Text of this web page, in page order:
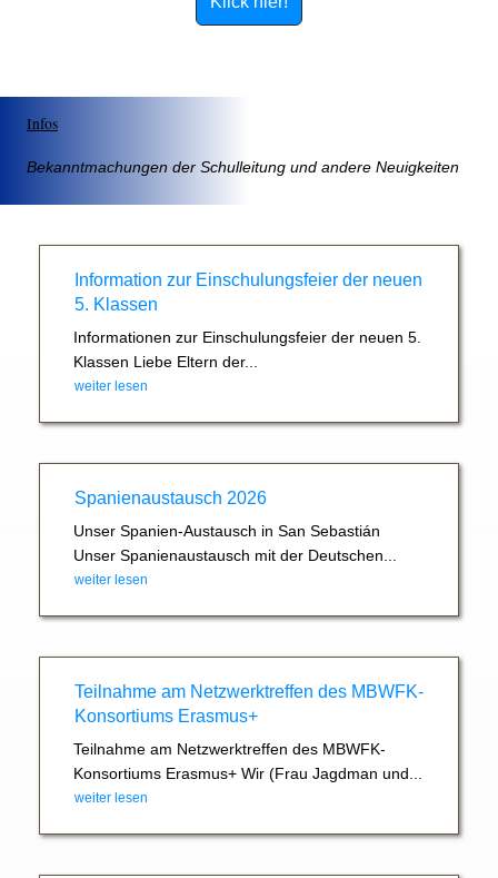
Infos
Bekanntmachungen der Schulleitung und andere Neuigkeiten
Information zur Einschulungsfeier der neuen
5. Klassen
Informationen zur Einschulungsfeier der neuen 5.
Klassen Liebe Eltern der...
weiter lesen
Spanienaustausch 2026
Unser Spanien-Austausch in San Sebastián
Unser Spanienaustausch mit der Deutschen...
weiter lesen
Teilnahme am Netzwerktreffen des MBWFK-
Konsortiums Erasmus+
Teilnahme am Netzwerktreffen des MBWFK-
Konsortiums Erasmus+ Wir (Frau Jagdman und...
weiter lesen